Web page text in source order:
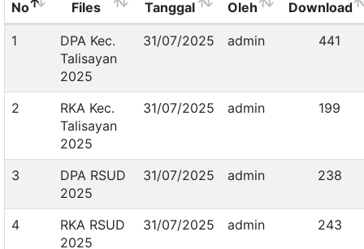
No Files Tanggal Oleh Download
1
DPA Kec.
Talisayan
2025
31/07/2025 admin 441
2
RKA Kec.
Talisayan
2025
31/07/2025 admin 199
3
DPA RSUD
2025
31/07/2025 admin 238
4
RKA RSUD
2025
31/07/2025 admin 243